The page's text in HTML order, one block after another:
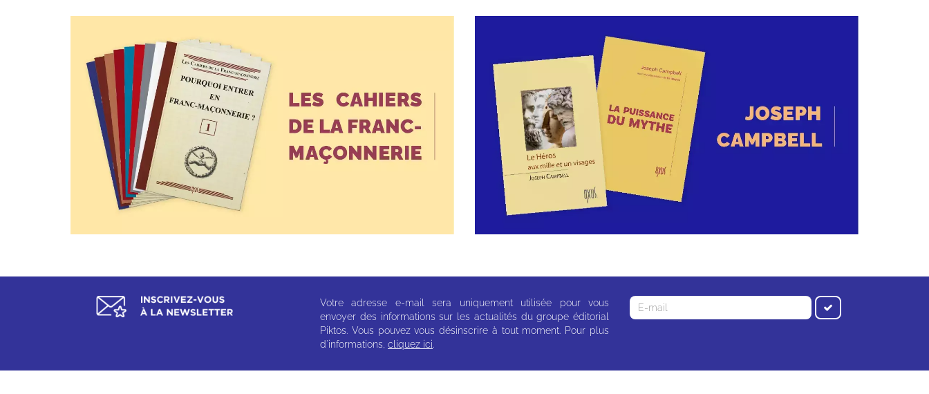
Votre adresse e-mail sera uniquement utilisée pour vous
envoyer des informations sur les actualités du groupe éditorial
Piktos. Vous pouvez vous désinscrire à tout moment. Pour plus
d'informations, cliquez ici.